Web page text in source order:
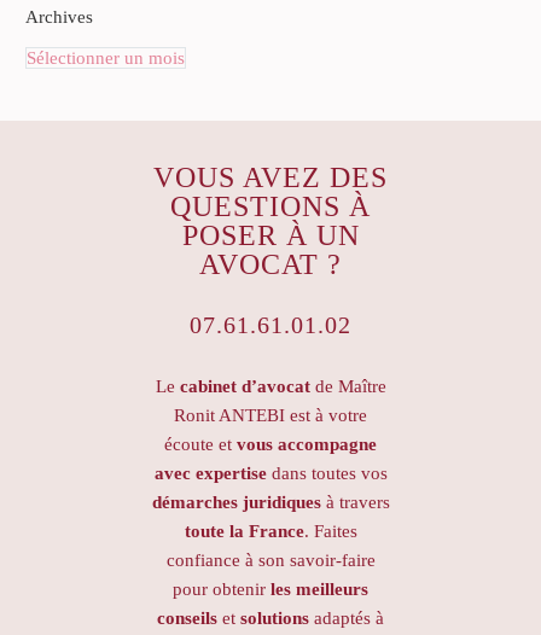
Archives
Sélectionner un mois
VOUS AVEZ DES
QUESTIONS À
POSER À UN
AVOCAT ?
07.61.61.01.02
Le cabinet d’avocatde Maître
Ronit ANTEBI est à votre
écoute et vous accompagne
avec expertisedans toutes vos
démarches juridiquesà travers
toute la France. Faites
confiance à son savoir-faire
pour obtenir les meilleurs
conseils et solutions adaptés à